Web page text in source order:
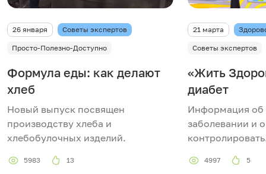
26 января Советы экспертов
Просто-Полезно-Доступно
Формула еды: как делают
хлеб
Новый выпуск посвящен
производству хлеба и
хлебобулочных изделий.
5983 13
21 марта
Советы экспертов
«Жить
диабет
Информация об
заболевании и
4997 5